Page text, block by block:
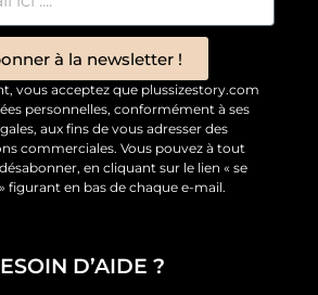
à la newsletter !
vous acceptez que plussizestory.com
personnelles, conformément à ses
aux fins de vous adresser des
commerciales. Vous pouvez à tout
en cliquant sur le lien « se
figurant en bas de chaque e-mail.
D’AIDE ?